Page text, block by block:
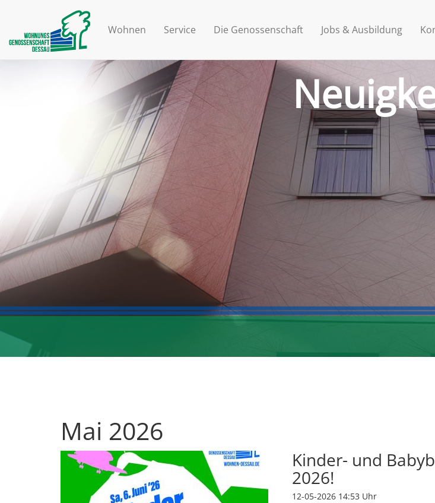
Wohnen Service Die Genossenschaft Jobs & Ausbildung
Mai 2026
Kinder- und
2026!
12-05-2026 14:53 Uhr